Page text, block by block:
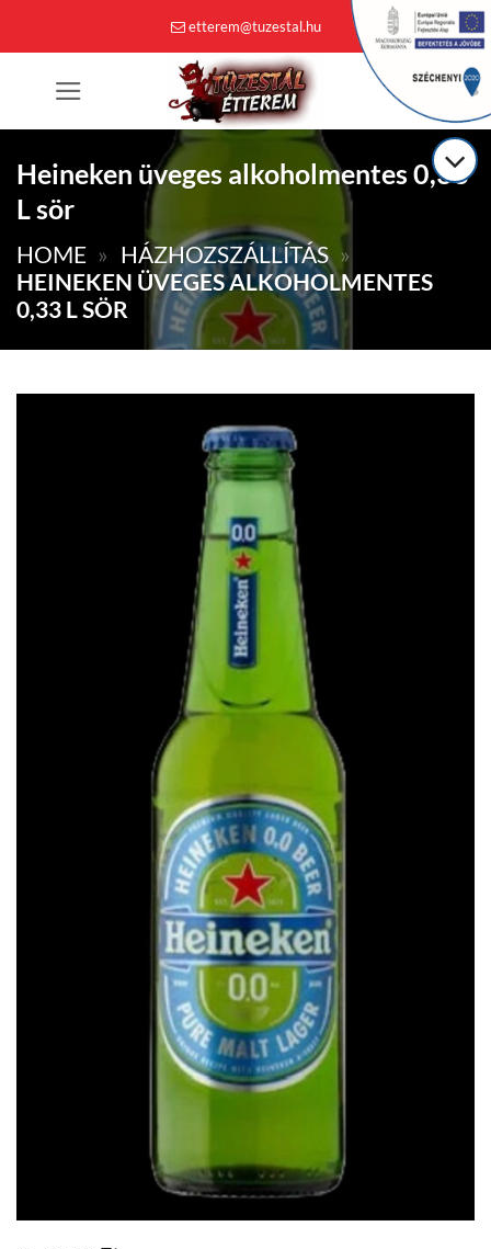
etterem@tuzestal.hu
Heineken üveges alkoholmentes 0,33
L sör
HOME » HÁZHOZSZÁLLÍTÁS »
HEINEKEN ÜVEGES ALKOHOLMENTES
0,33 L SÖR